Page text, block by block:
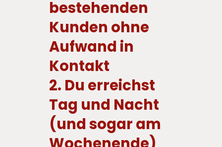
bestehenden
Kunden ohne
Aufwand in
Kontakt
2. Du erreichst
Tag und Nacht
(und sogar am